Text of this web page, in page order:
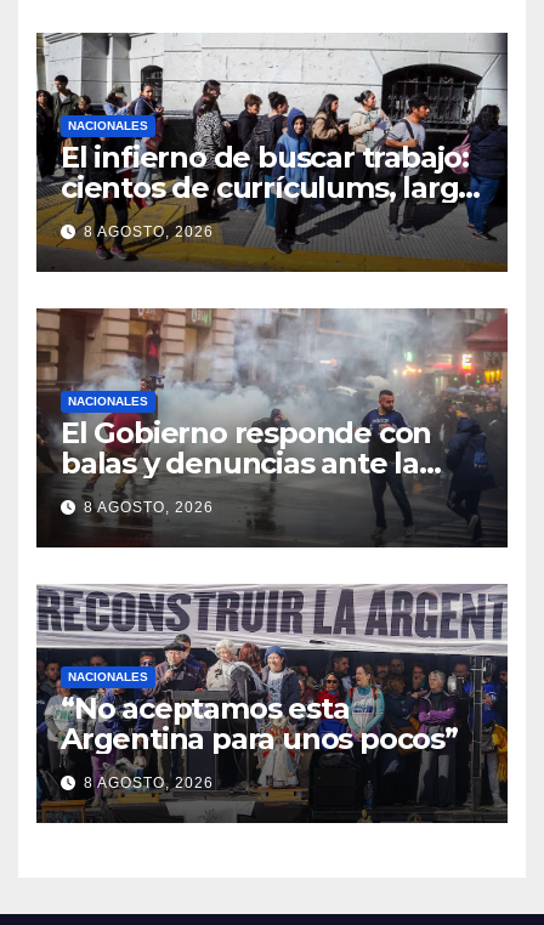
NACIONALES
El infierno de buscar trabajo:
cientos de currículums, larga
espera y menos puestos
registrados
8 AGOSTO, 2026
NACIONALES
El Gobierno responde con
balas y denuncias ante la
protesta
8 AGOSTO, 2026
NACIONALES
“No aceptamos esta
Argentina para unos pocos”
8 AGOSTO, 2026